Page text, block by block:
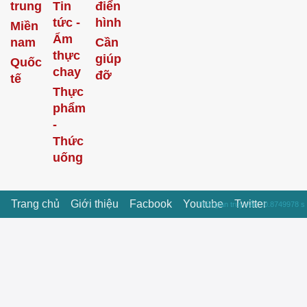
trung
Miền
nam
Quốc
tế
Tin
tức -
Ẩm
thực
chay
Thực
phẩm
-
Thức
uống
điển
hình
Cần
giúp
đỡ
Trang chủ Giới thiệu Facbook Youtube Twitter
Thời gian truy vấn : 0.8749978 s